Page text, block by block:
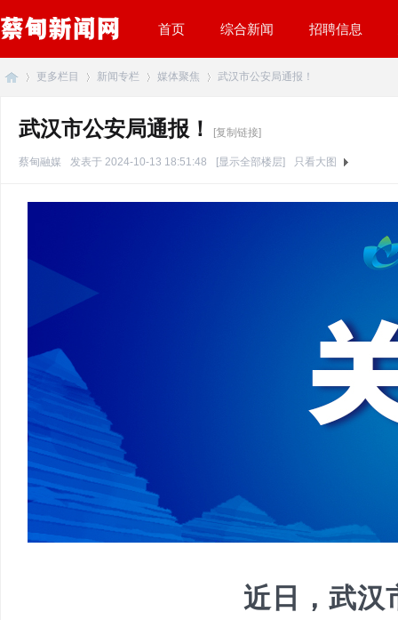
首页 综合新闻 招聘信息
更多栏目 新闻专栏 媒体聚焦 武汉市公安局通报！
武汉市公安局通报！ [复制链接]
蔡甸融媒 发表于 2024-10-13 18:51:48 [显示全部楼层] 只看大图
近日，武汉